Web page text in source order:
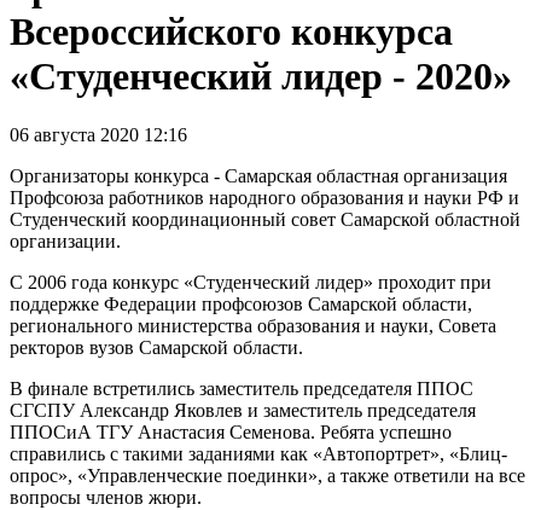
Всероссийского конкурса
«Студенческий лидер - 2020»
06 августа 2020 12:16
Организаторы конкурса - Самарская областная организация
Профсоюза работников народного образования и науки РФ и
Студенческий координационный совет Самарской областной
организации.
С 2006 года конкурс «Студенческий лидер» проходит при
поддержке Федерации профсоюзов Самарской области,
регионального министерства образования и науки, Совета
ректоров вузов Самарской области.
В финале встретились заместитель председателя ППОС
СГСПУ Александр Яковлев и заместитель председателя
ППОСиА ТГУ Анастасия Семенова. Ребята успешно
справились с такими заданиями как «Автопортрет», «Блиц-
опрос», «Управленческие по­единки», а также ответили на все
вопросы членов жюри.